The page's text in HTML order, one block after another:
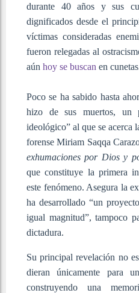
durante 40 años y sus
dignificados desde el
víctimas consideradas
fueron relegadas al
aún hoy se buscan en
Poco se ha sabido hasta
hizo de sus muertos, un
ideológico” al que se acerca
forense Miriam Saqqa
exhumaciones por Dios y
que constituye la primera
este fenómeno. Asegura la
ha desarrollado “un
igual magnitud”, tampoco
dictadura.
Su principal revelación no
dieran únicamente para
construyendo una